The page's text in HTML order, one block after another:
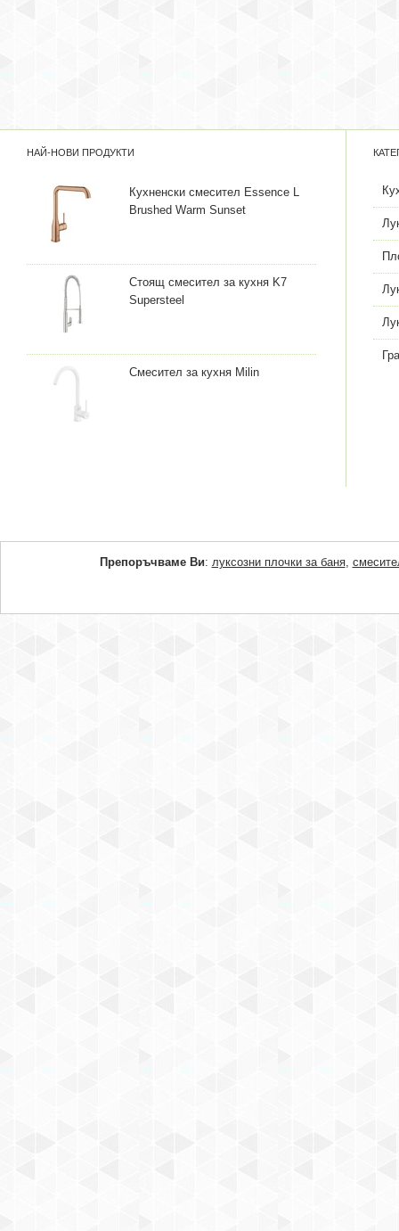
НАЙ-НОВИ ПРОДУКТИ
Кухненски смесител Essence L
Brushed Warm Sunset
Стоящ смесител за кухня K7
Supersteel
Смесител за кухня Milin
Препоръчваме Ви: луксозни плочки за баня,